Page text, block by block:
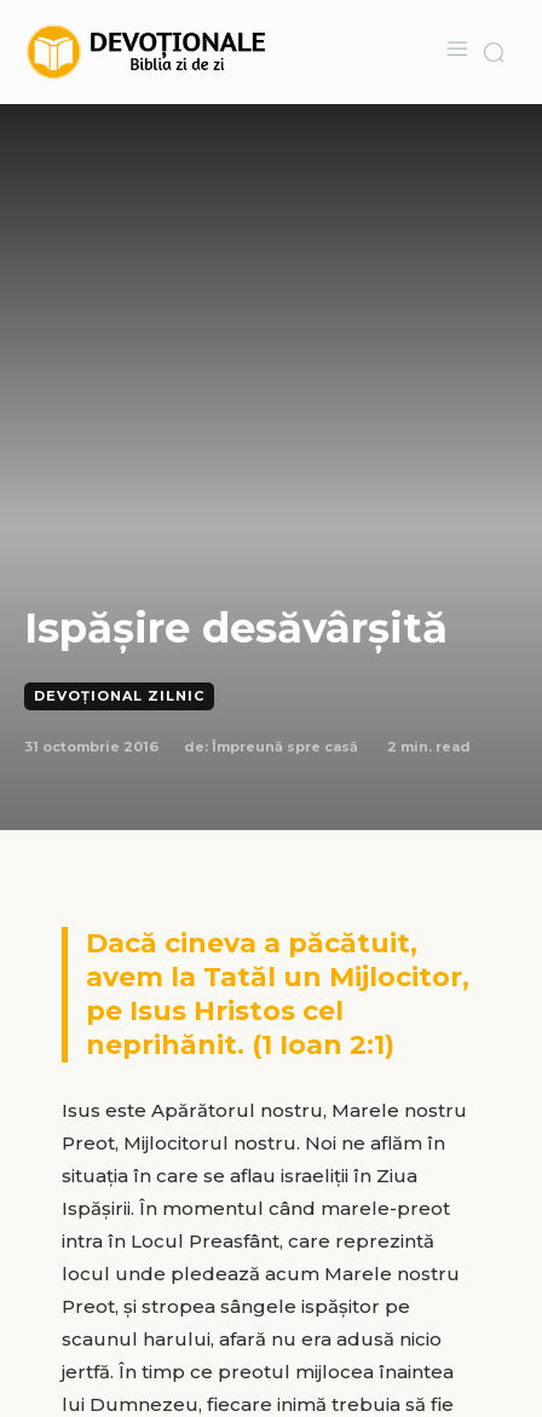
Ispășire desăvârșită
DEVOȚIONAL ZILNIC
31 octombrie 2016 de: Împreună spre casă 2 min. read
Dacă cineva a păcătuit,
avem la Tatăl un Mijlocitor,
pe Isus Hristos cel
neprihănit. (1 Ioan 2:1)
Isus este Apărătorul nostru, Marele nostru
Preot, Mijlocitorul nostru. Noi ne aflăm în
situaţia în care se aflau israeliţii în Ziua
Ispăşirii. În momentul când marele-preot
intra în Locul Preasfânt, care reprezintă
locul unde pledează acum Marele nostru
Preot, şi stropea sângele ispăşitor pe
scaunul harului, afară nu era adusă nicio
jertfă. În timp ce preotul mijlocea înaintea
lui Dumnezeu, fiecare inimă trebuia să fie